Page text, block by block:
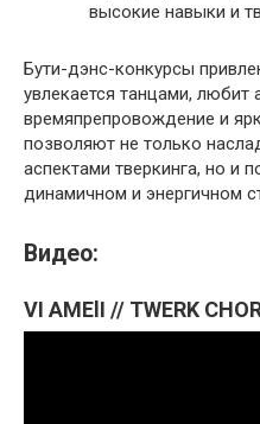
высокие навыки и
Бути-дэнс-конкурсы
увлекается танцами, любит
времяпрепровождение и
позволяют не только
аспектами тверкинга, но и
динамичном и энергичном
Видео:
VI AMElI // TWERK